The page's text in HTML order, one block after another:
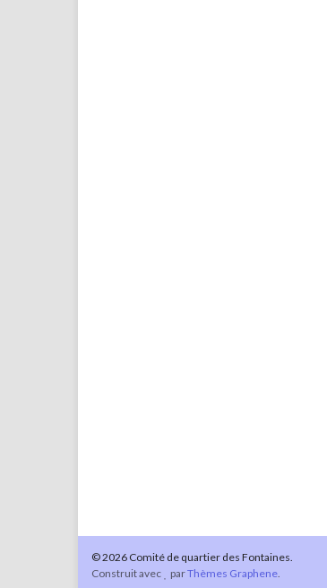
© 2026 Comité de quartier des Fontaines.
Construit avec
parThèmes Graphene.